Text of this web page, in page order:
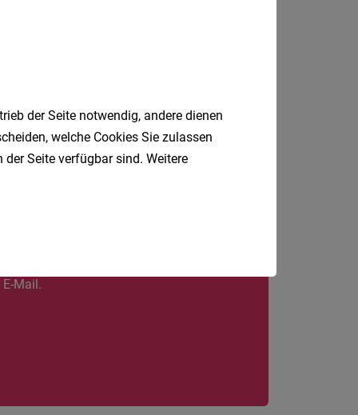
Mail.
der Seite notwendig, andere dienen
welche Cookies Sie zulassen
Seite verfügbar sind. Weitere